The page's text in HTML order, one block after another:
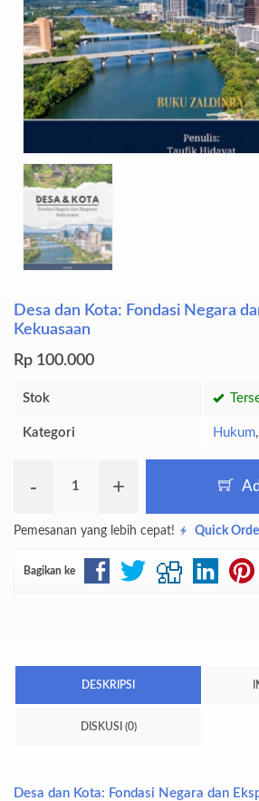
Desa dan Kota: Fondasi Negara
Kekuasaan
Rp 100.000
Stok
Kategori Hukum,
- +
Pemesanan yang lebih cepat! Quick
Bagikan ke
DESKRIPSI
DISKUSI (0)
Desa dan Kota: Fondasi Negara dan